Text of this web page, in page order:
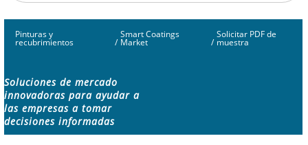
Pinturas y
recubrimientos /
Smart Coatings
Market /
Solicitar PDF de
muestra
Soluciones de mercado
innovadoras para ayudar a
las empresas a tomar
decisiones informadas